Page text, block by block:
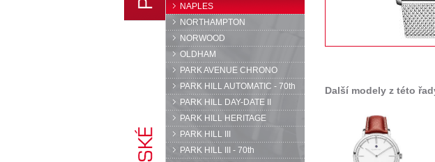
NAPLES
NORTHAMPTON
NORWOOD
OLDHAM
PARK AVENUE CHRONO
PARK HILL AUTOMATIC - 70th
PARK HILL DAY-DATE II
PARK HILL HERITAGE
PARK HILL III
PARK HILL III - 70th
Další modely z této